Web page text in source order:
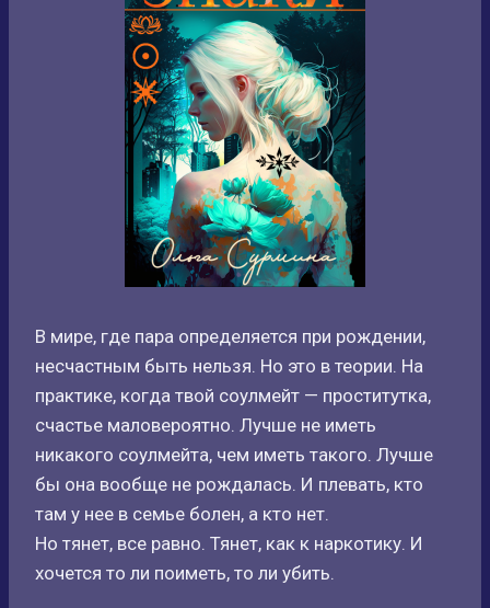
В мире, где пара определяется при рождении,
несчастным быть нельзя. Но это в теории. На
практике, когда твой соулмейт — проститутка,
счастье маловероятно. Лучше не иметь
никакого соулмейта, чем иметь такого. Лучше
бы она вообще не рождалась. И плевать, кто
там у нее в семье болен, а кто нет.
Но тянет, все равно. Тянет, как к наркотику. И
хочется то ли поиметь, то ли убить.